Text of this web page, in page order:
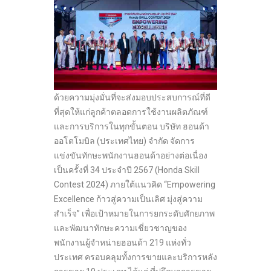
ด้วยความมุ่งมั่นที่จะส่งมอบประสบการณ์ที่ดี
ที่สุดให้แก่ลูกค้าตลอดการใช้งานผลิตภัณฑ์
และการบริการในทุกขั้นตอน บริษัท ฮอนด้า
ออโตโมบิล (ประเทศไทย) จำกัด จัดการ
แข่งขันทักษะพนักงานฮอนด้าอย่างต่อเนื่อง
เป็นครั้งที่ 34 ประจำปี 2567 (Honda Skill
Contest 2024) ภายใต้แนวคิด “Empowering
Excellence ก้าวสู่ความเป็นเลิศ มุ่งสู่ความ
สำเร็จ” เพื่อเป้าหมายในการยกระดับศักยภาพ
และพัฒนาทักษะความเชี่ยวชาญของ
พนักงานผู้จำหน่ายฮอนด้า 219 แห่งทั่ว
ประเทศ ครอบคลุมทั้งการขายและบริการหลัง